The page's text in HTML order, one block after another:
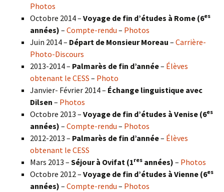
Photos
Octobre 2014 – Voyage de fin d’études à Rome (6es
années) – Compte-rendu – Photos
Juin 2014 – Départ de Monsieur Moreau – Carrière-
Photo-Discours
2013-2014 – Palmarès de fin d’année– Élèves
obtenant le CESS – Photo
Janvier- Février 2014 – Échange linguistique avec
Dilsen – Photos
Octobre 2013 – Voyage de fin d’études à Venise (6es
années) – Compte-rendu – Photos
2012-2013 – Palmarès de fin d’année– Élèves
obtenant le CESS
Mars 2013 – Séjour à Ovifat (1res années) – Photos
Octobre 2012 – Voyage de fin d’études à Vienne (6es
années) – Compte-rendu – Photos